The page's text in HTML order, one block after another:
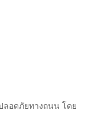
ลอดภัยทางถนน โดย